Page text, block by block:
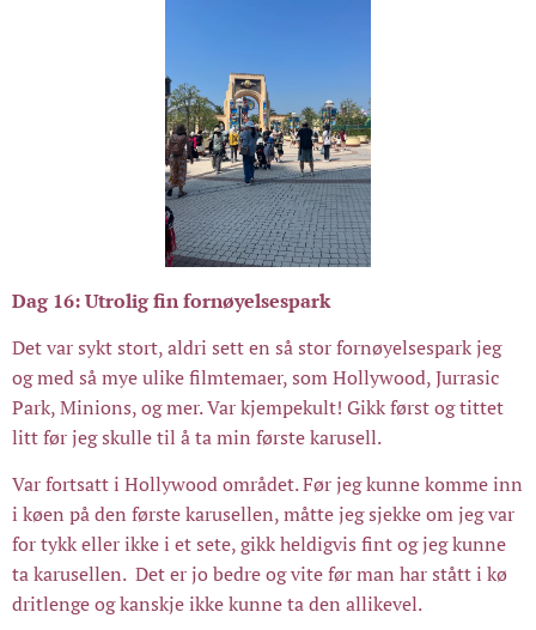
Dag 16: Utrolig fin fornøyelsespark
Det var sykt stort, aldri sett en så stor fornøyelsespark jeg
og med så mye ulike filmtemaer, som Hollywood, Jurrasic
Park, Minions, og mer. Var kjempekult! Gikk først og tittet
litt før jeg skulle til å ta min første karusell.
Var fortsatt i Hollywood området. Før jeg kunne komme inn
i køen på den første karusellen, måtte jeg sjekke om jeg var
for tykk eller ikke i et sete, gikk heldigvis fint og jeg kunne
ta karusellen. Det er jo bedre og vite før man har stått i kø
dritlenge og kanskje ikke kunne ta den allikevel.